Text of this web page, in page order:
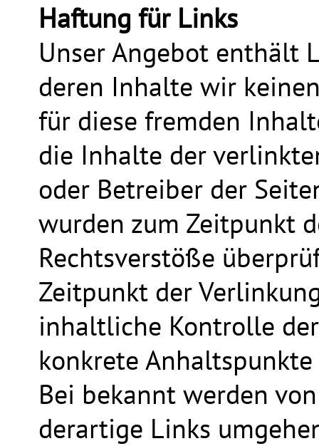
Haftung für Links
Unser Angebot enthält
deren Inhalte wir
für diese fremden
die Inhalte der
oder Betreiber der
wurden zum Zeitpunkt
Rechtsverstöße
Zeitpunkt der
inhaltliche Kontrolle
konkrete
Bei bekannt werden
derartige Links